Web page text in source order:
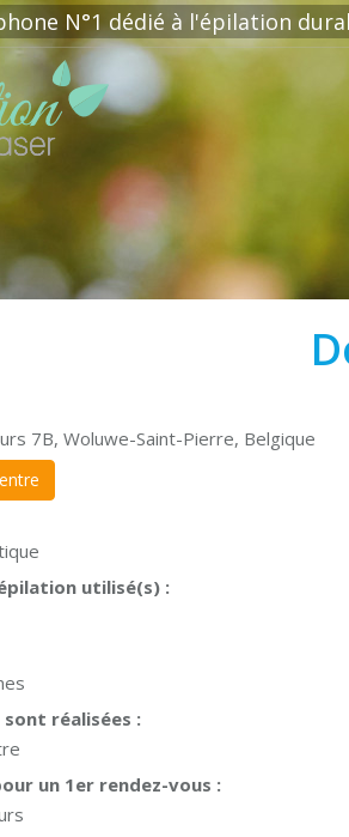
N°1 dédié à l'épilation
7B, Woluwe-Saint-Pierre, Belgique
utilisé(s) :
réalisées :
un 1er rendez-vous :